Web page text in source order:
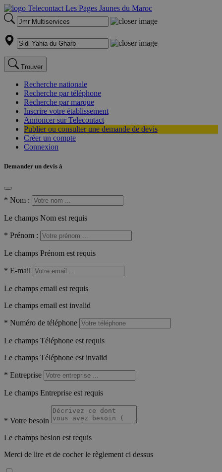
Trouver
Recherche nationale
Recherche par téléphone
Recherche par marque
Inscrire votre établissement
Annoncer sur Telecontact
Publier ou consulter une demande de devis
Créer un compte
Connexion
Demander un devis à
* Nom :
Le champs Nom est requis
* Prénom :
Le champs Prénom est requis
* E-mail
Le champs email est requis
Le champs email est invalid
* Numéro de téléphone
Le champs Téléphone est requis
Le champs Téléphone est invalid
* Entreprise
Le champs Entreprise est requis
* Votre besoin
Le champs besion est requis
Merci de lire et de cocher le règlement ci dessus